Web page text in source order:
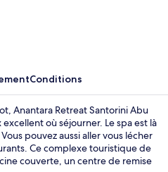
Conditions
Anantara Retreat Santorini Abu
où séjourner. Le spa est là
pouvez aussi aller vous lécher
Ce complexe touristique de
couverte, un centre de remise